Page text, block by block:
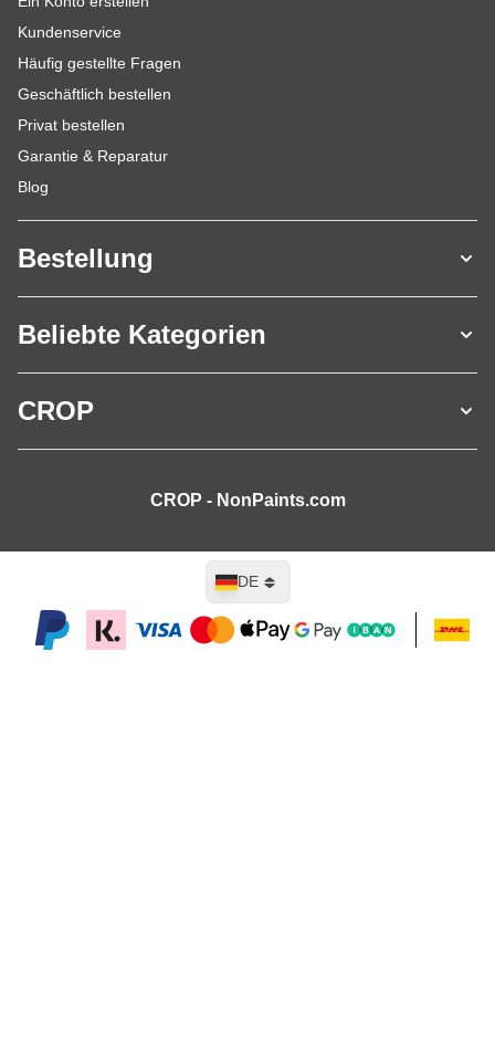
Kundenservice
Häufig gestellte Fragen
Geschäftlich bestellen
Privat bestellen
Garantie & Reparatur
Blog
Bestellung
Beliebte Kategorien
CROP
CROP - NonPaints.com
Sprache
DE